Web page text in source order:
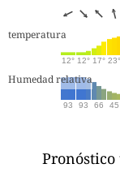
temperatura
12° 12° 17° 23°
Humedad relativa
93 93 66 45